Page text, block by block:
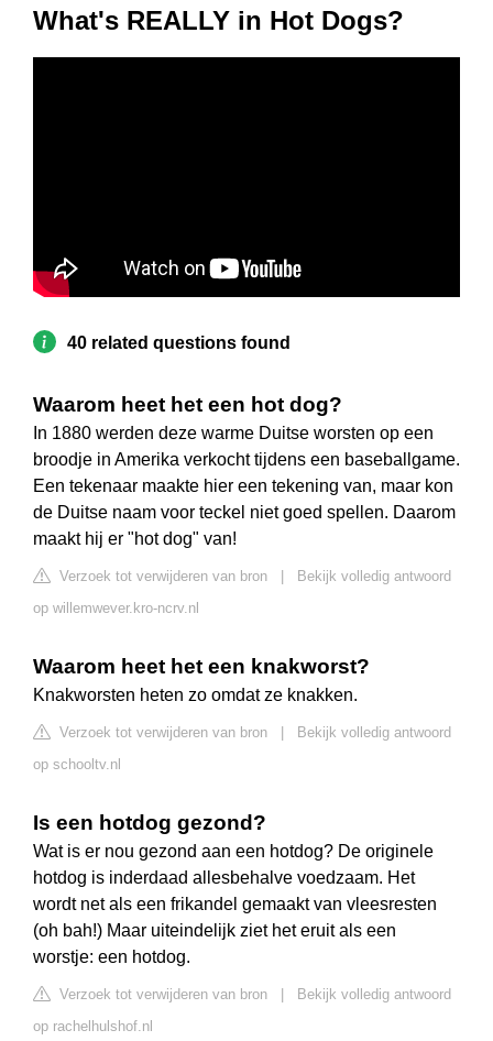
What's REALLY in Hot Dogs?
40 related questions found
Waarom heet het een hot dog?
In 1880 werden deze warme Duitse worsten op een
broodje in Amerika verkocht tijdens een baseballgame.
Een tekenaar maakte hier een tekening van, maar kon
de Duitse naam voor teckel niet goed spellen. Daarom
maakt hij er "hot dog" van!
Verzoek tot verwijderen van bron
Bekijk volledig antwoord
op willemwever.kro-ncrv.nl
Waarom heet het een knakworst?
Knakworsten heten zo omdat ze knakken.
Verzoek tot verwijderen van bron
Bekijk volledig antwoord
op schooltv.nl
Is een hotdog gezond?
Wat is er nou gezond aan een hotdog? De originele
hotdog is inderdaad allesbehalve voedzaam. Het
wordt net als een frikandel gemaakt van vleesresten
(oh bah!) Maar uiteindelijk ziet het eruit als een
worstje: een hotdog.
Verzoek tot verwijderen van bron
Bekijk volledig antwoord
op rachelhulshof.nl